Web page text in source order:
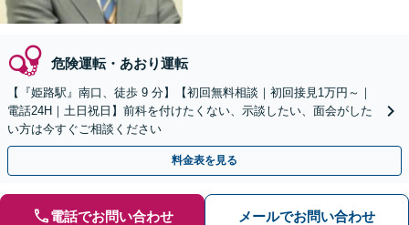
危険運転・あおり運転
【『姫路駅』南口、徒歩 9 分】【初回無料相談｜初回接見1万円～｜
電話24H｜土日祝日】前科を付けたくない、示談したい、面会がした
い方は今すぐご相談ください
料金表を見る
電話でお問い合わせ メールでお問い合わせ